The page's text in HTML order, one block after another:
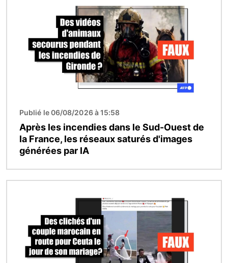
Publié le 06/08/2026 à 15:58
Après les incendies dans le Sud-Ouest de
la France, les réseaux saturés d'images
générées par IA